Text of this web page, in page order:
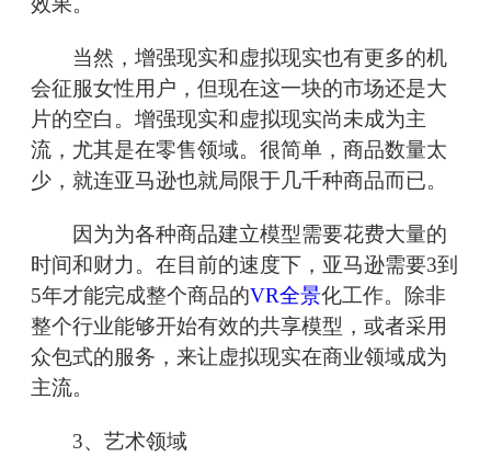
当然，增强现实和虚拟现实也有更多的机
会征服女性用户，但现在这一块的市场还是大
片的空白。增强现实和虚拟现实尚未成为主
流，尤其是在零售领域。很简单，商品数量太
少，就连亚马逊也就局限于几千种商品而已。
因为为各种商品建立模型需要花费大量的
时间和财力。在目前的速度下，亚马逊需要3到
5年才能完成整个商品的VR全景化工作。除非
整个行业能够开始有效的共享模型，或者采用
众包式的服务，来让虚拟现实在商业领域成为
主流。
3、艺术领域